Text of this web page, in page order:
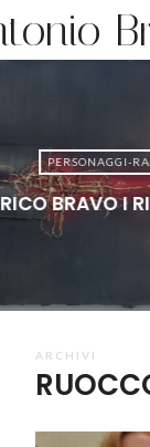
PERSONAGGI-
BRAVO I
ARCHIVI